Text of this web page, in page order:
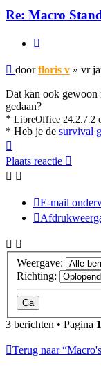
Re: Macro
Bericht
doorfloris v » vr
Dat kan ook gewoon
gedaan?
* LibreOffice 24.2.7.2
* Heb je de survival
Plaats reactie
E-mail
Weergave:
Richting:
3 berichten • Pagina 1
Terug naar